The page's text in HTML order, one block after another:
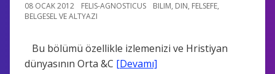
08 OCAK 2012 FELIS-AGNOSTICUS BILIM, DIN, FELSEFE,
BELGESEL VE ALTYAZI
Bu bölümü özellikle izlemenizi ve Hristiyan
dünyasının Orta &C [Devamı]